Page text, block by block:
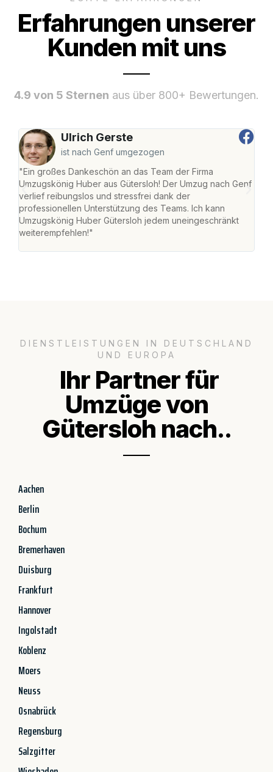
Erfahrungen unserer
Kunden mit uns
4.9 von 5 Sternen aus über 800+ Bewertungen.
Ulrich Gerste
ist nach Genf umgezogen
"Ein großes Dankeschön an das Team der Firma
Umzugskönig Huber aus Gütersloh! Der Umzug nach Genf
verlief reibungslos und stressfrei dank der
professionellen Unterstützung des Teams. Ich kann
Umzugskönig Huber Gütersloh jedem uneingeschränkt
weiterempfehlen!"
DIENSTLEISTUNGEN IN DEUTSCHLAND
UND EUROPA
Ihr Partner für
Umzüge von
Gütersloh nach..
Aachen
Berlin
Bochum
Bremerhaven
Duisburg
Frankfurt
Hannover
Ingolstadt
Koblenz
Moers
Neuss
Osnabrück
Regensburg
Salzgitter